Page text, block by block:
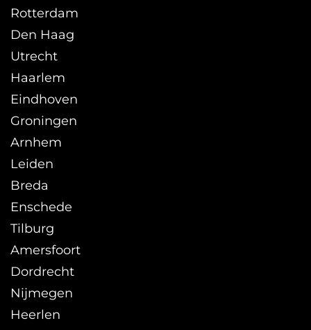
Rotterdam
Den Haag
Utrecht
Haarlem
Eindhoven
Groningen
Arnhem
Leiden
Breda
Enschede
Tilburg
Amersfoort
Dordrecht
Nijmegen
Heerlen